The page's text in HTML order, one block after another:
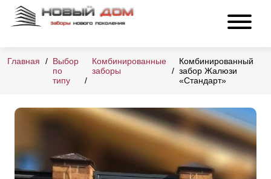
Главная
Выбор
по
типу
Комбинированные
заборы
Комбинированный
забор Жалюзи
«Стандарт»